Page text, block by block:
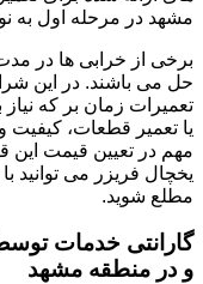
مشهد در مرحله اول به
برخی از خرابی ها در
حل می باشند. در این
تعمیرات زمان بر که
یا تعمیر قطعات، کیفیت
مهم در تعیین قیمت این
یخچال فریزر می توانید
مطلع شوید.
گارانتی خدمات
و در منطقه مشهد